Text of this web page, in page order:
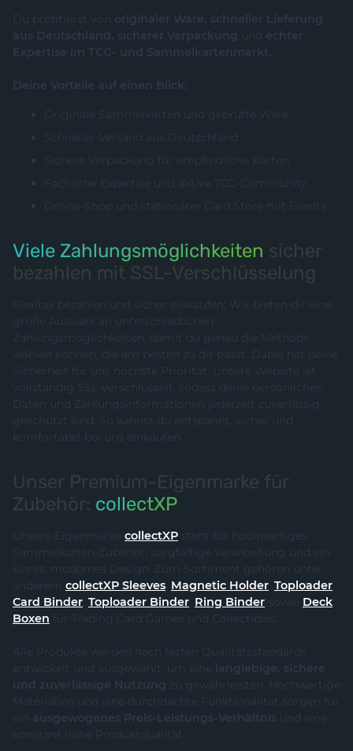
Du profitierst von originaler Ware, schneller Lieferung
aus Deutschland, sicherer Verpackung und echter
Expertise im TCG- und Sammelkartenmarkt.
Deine Vorteile auf einen Blick:
Originale Sammelkarten und geprüfte Ware
Schneller Versand aus Deutschland
Sichere Verpackung für empfindliche Karten
Fachliche Expertise und aktive TCG-Community
Online-Shop und stationärer Card Store mit Events
Viele Zahlungsmöglichkeiten sicher
bezahlen mit SSL-Verschlüsselung
Flexibel bezahlen und sicher einkaufen: Wir bieten dir eine
große Auswahl an unterschiedlichen
Zahlungsmöglichkeiten, damit du genau die Methode
wählen können, die am besten zu dir passt. Dabei hat deine
Sicherheit für uns höchste Priorität. Unsere Website ist
vollständig SSL-verschlüsselt, sodass deine persönlichen
Daten und Zahlungsinformationen jederzeit zuverlässig
geschützt sind. So kannst du entspannt, sicher und
komfortabel bei uns einkaufen.
Unser Premium-Eigenmarke für
Zubehör: collectXP
Unsere Eigenmarke collectXP steht für hochwertiges
Sammelkarten-Zubehör, sorgfältige Verarbeitung und ein
klares, modernes Design. Zum Sortiment gehören unter
anderem collectXP Sleeves, Magnetic Holder, Toploader,
Card Binder, Toploader Binder, Ring Binder sowie Deck
Boxen für Trading Card Games und Collectibles.
Alle Produkte werden nach festen Qualitätsstandards
entwickelt und ausgewählt, um eine langlebige, sichere
und zuverlässige Nutzung zu gewährleisten. Hochwertige
Materialien und eine durchdachte Funktionalität sorgen für
ein ausgewogenes Preis-Leistungs-Verhältnis und eine
konstant hohe Produktqualität.